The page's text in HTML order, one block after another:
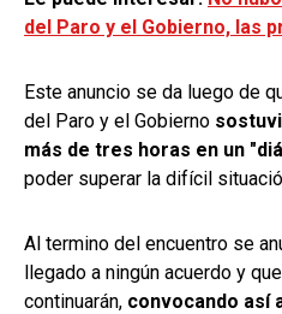
del Paro y el Gobierno, las
Este anuncio se da luego de
del Paro y el Gobierno
más de tres horas en un
poder superar la difícil
Al termino del encuentro se
llegado a ningún acuerdo y
continuarán, convocando así